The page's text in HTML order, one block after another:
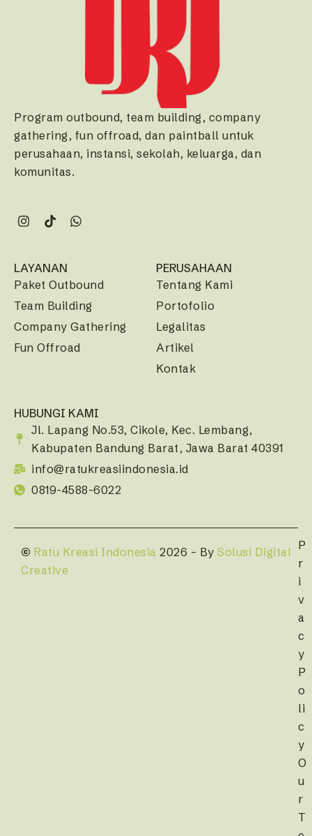
Program outbound, team building, company
gathering, fun offroad, dan paintball untuk
perusahaan, instansi, sekolah, keluarga, dan
komunitas.
LAYANAN
Paket Outbound
Team Building
Company Gathering
Fun Offroad
PERUSAHAAN
Tentang Kami
Portofolio
Legalitas
Artikel
Kontak
HUBUNGI KAMI
Jl. Lapang No.53, Cikole, Kec. Lembang,
Kabupaten Bandung Barat, Jawa Barat 40391
info@ratukreasiindonesia.id
0819-4588-6022
© Ratu Kreasi Indonesia 2026 – By Solusi Digital
Creative
P
r
i
v
a
c
y
P
o
li
c
y
O
u
r
T